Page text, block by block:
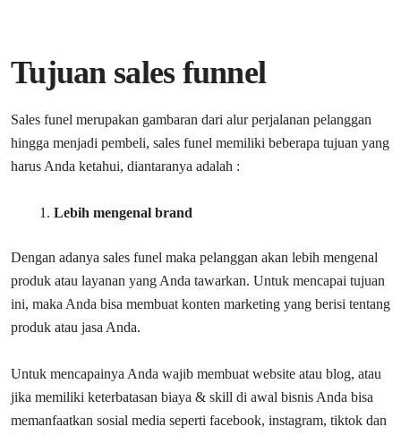
Tujuan sales funnel
Sales funel merupakan gambaran dari alur perjalanan pelanggan
hingga menjadi pembeli, sales funel memiliki beberapa tujuan yang
harus Anda ketahui, diantaranya adalah :
Lebih mengenal brand
Dengan adanya sales funel maka pelanggan akan lebih mengenal
produk atau layanan yang Anda tawarkan. Untuk mencapai tujuan
ini, maka Anda bisa membuat konten marketing yang berisi tentang
produk atau jasa Anda.
Untuk mencapainya Anda wajib membuat website atau blog, atau
jika memiliki keterbatasan biaya & skill di awal bisnis Anda bisa
memanfaatkan sosial media seperti facebook, instagram, tiktok dan